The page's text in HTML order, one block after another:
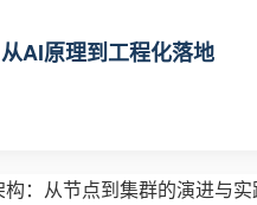
AI原理到工程化落地